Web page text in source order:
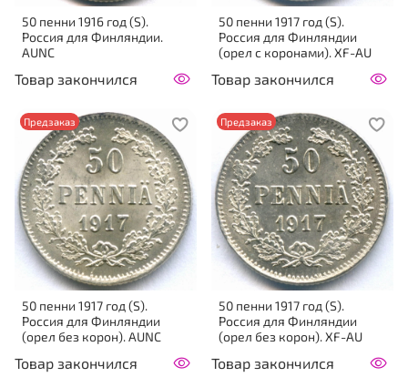
50 пенни 1916 год (S).
Россия для Финляндии.
AUNC
Товар закончился
50 пенни 1917 год (S).
Россия для Финляндии
(орел с коронами). XF-AU
Товар закончился
Предзаказ
50 пенни 1917 год (S).
Россия для Финляндии
(орел без корон). AUNC
Товар закончился
Предзаказ
50 пенни 1917 год (S).
Россия для Финляндии
(орел без корон). XF-AU
Товар закончился